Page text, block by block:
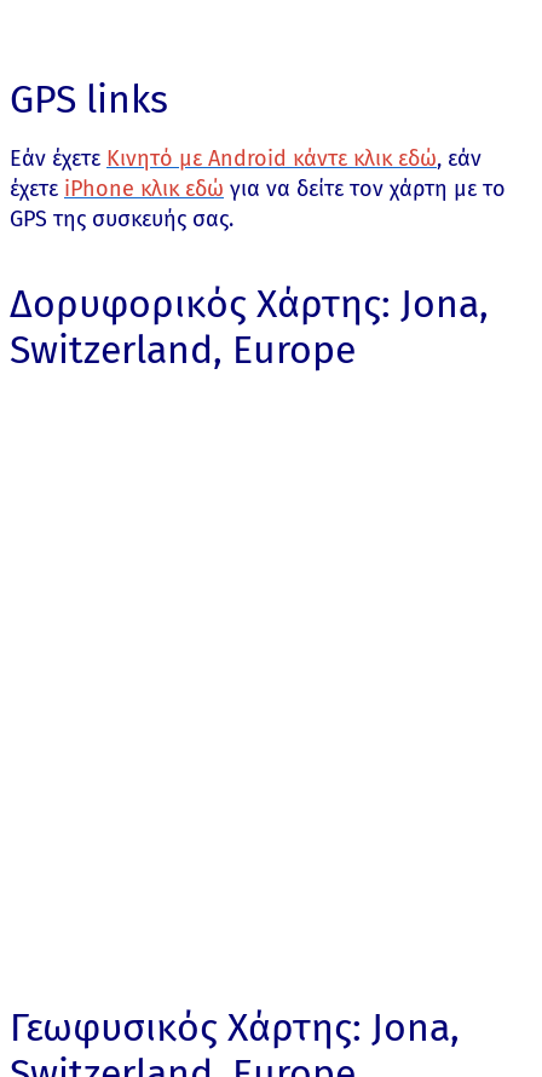
GPS links
Εάν έχετε Κινητό με Android κάντε κλικ εδώ, εάν
έχετε iPhone κλικ εδώ για να δείτε τον χάρτη με το
GPS της συσκευής σας.
Δορυφορικός Χάρτης: Jona,
Switzerland, Europe
Γεωφυσικός Χάρτης: Jona,